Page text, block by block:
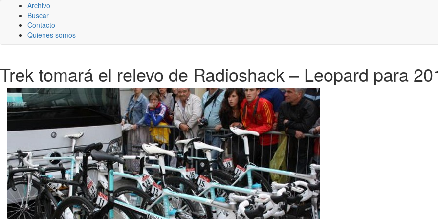
Archivo
Buscar
Contacto
Quienes somos
Trek tomará el relevo de Radioshack – Leopard para